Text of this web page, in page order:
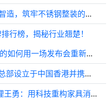
湖北明宏家居：以工业 4.0 智造，筑牢不锈钢整装的品质根基
行榜，揭秘行业翘楚！
从单向宣讲到双向奔赴：美的如何用一场发布会重新定义“用户共创”?
C SEED 布局亚太市场 地区总部设立于中国香港并携手Louvre Gallery共创奢华生活美学
Natuzzi纳图兹中国区总经理王勇：用科技重构家具消费